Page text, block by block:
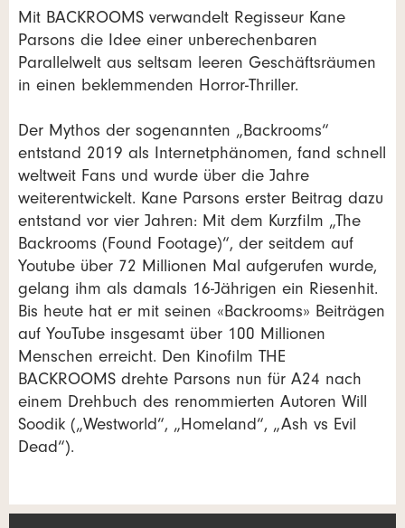
Mit BACKROOMS verwandelt Regisseur Kane
Parsons die Idee einer unberechenbaren
Parallelwelt aus seltsam leeren Geschäftsräumen
in einen beklemmenden Horror-Thriller.
Der Mythos der sogenannten „Backrooms“
entstand 2019 als Internetphänomen, fand schnell
weltweit Fans und wurde über die Jahre
weiterentwickelt. Kane Parsons erster Beitrag dazu
entstand vor vier Jahren: Mit dem Kurzfilm „The
Backrooms (Found Footage)“, der seitdem auf
Youtube über 72 Millionen Mal aufgerufen wurde,
gelang ihm als damals 16-Jährigen ein Riesenhit.
Bis heute hat er mit seinen «Backrooms» Beiträgen
auf YouTube insgesamt über 100 Millionen
Menschen erreicht. Den Kinofilm THE
BACKROOMS drehte Parsons nun für A24 nach
einem Drehbuch des renommierten Autoren Will
Soodik („Westworld“, „Homeland“, „Ash vs Evil
Dead“).